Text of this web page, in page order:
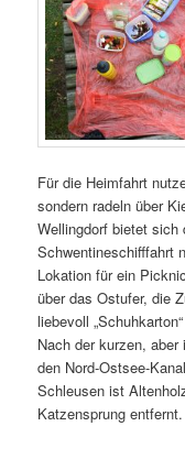
Für die Heimfahrt
sondern radeln über
Wellingdorf bietet sich
Schwentineschifffahrt
Lokation für ein
über das Ostufer, die
liebevoll
Nach der kurzen,
den Nord-Ostsee-
Schleusen ist
Katzensprung entfernt.